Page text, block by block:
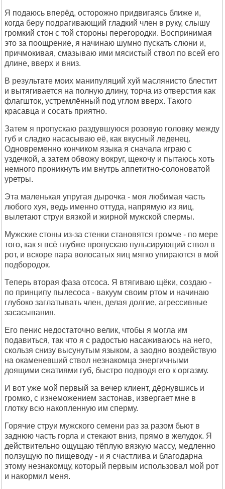
Я подаюсь вперёд, осторожно придвигаясь ближе и,
когда беру подрагивающий гладкий член в руку, слышу
громкий стон с той стороны перегородки. Воспринимая
это за поощрение, я начинаю шумно пускать слюни и,
причмокивая, смазываю ими мясистый ствол по всей его
длине, вверх и вниз.
В результате моих манипуляций хуй маслянисто блестит
и вытягивается на полную длину, торча из отверстия как
флагшток, устремлённый под углом вверх. Такого
красавца и сосать приятно.
Затем я пропускаю раздувшуюся розовую головку между
губ и сладко насасываю её, как вкусный леденец.
Одновременно кончиком языка я сначала играю с
уздечкой, а затем обвожу вокруг, щекочу и пытаюсь хоть
немного проникнуть им внутрь аппетитно-солоноватой
уретры.
Эта маленькая упругая дырочка - моя любимая часть
любого хуя, ведь именно оттуда, напрямую из яиц,
вылетают струи вязкой и жирной мужской спермы.
Мужские стоны из-за стенки становятся громче - по мере
того, как я всё глубже пропускаю пульсирующий ствол в
рот, и вскоре пара волосатых яиц мягко упираются в мой
подбородок.
Теперь вторая фаза отсоса. Я втягиваю щёки, создаю -
по принципу пылесоса - вакуум своим ртом и начинаю
глубоко заглатывать член, делая долгие, агрессивные
засасывания.
Его пенис недостаточно велик, чтобы я могла им
подавиться, так что я с радостью насаживаюсь на него,
скользя снизу высунутым языком, а заодно воздействую
на окаменевший ствол незнакомца энергичными
доящими сжатиями губ, быстро подводя его к оргазму.
И вот уже мой первый за вечер клиент, дёрнувшись и
громко, с изнеможением застонав, извергает мне в
глотку всю накопленную им сперму.
Горячие струи мужского семени раз за разом бьют в
заднюю часть горла и стекают вниз, прямо в желудок. Я
действительно ощущаю тёплую вязкую массу, медленно
ползущую по пищеводу - и я счастлива и благодарна
этому незнакомцу, который первым использовал мой рот
и накормил меня.